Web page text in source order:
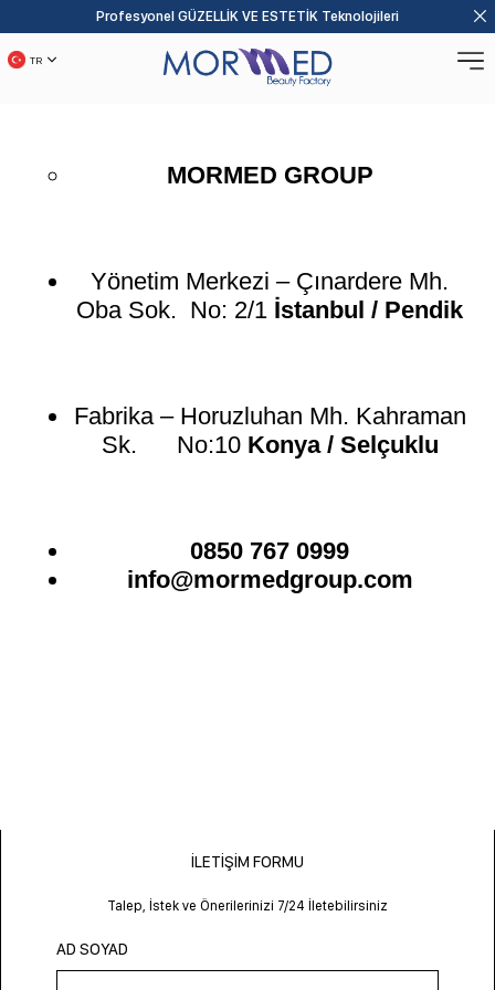
Profesyonel GÜZELLİK VE ESTETİK Teknolojileri
TR
MORMED GROUP
Yönetim Merkezi – Çınardere Mh.
Oba Sok. No: 2/1 İstanbul / Pendik
Fabrika – Horuzluhan Mh. Kahraman
Sk. No:10 Konya / Selçuklu
0850 767 0999
info@mormedgroup.com
İLETIŞIM FORMU
Talep, İstek ve Önerilerinizi 7/24 İletebilirsiniz
AD SOYAD